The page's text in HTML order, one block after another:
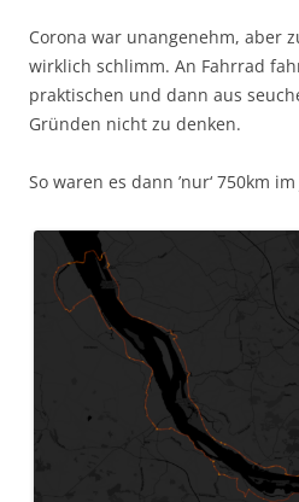
Corona war unangenehm, aber
wirklich schlimm. An Fahrrad
praktischen und dann aus
Gründen nicht zu denken.
So waren es dann ’nur‘ 750km im